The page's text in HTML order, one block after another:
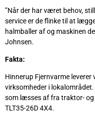
”Når der har været behov,
service er de flinke til at
halmballer af og maskinen
Johnsen.
Fakta:
Hinnerup Fjernvarme
virksomheder i
som læsses af fra traktor- og
TLT35-26D 4X4.